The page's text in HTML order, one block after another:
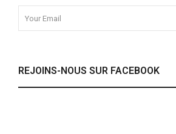
REJOINS-NOUS SUR FACEBOOK